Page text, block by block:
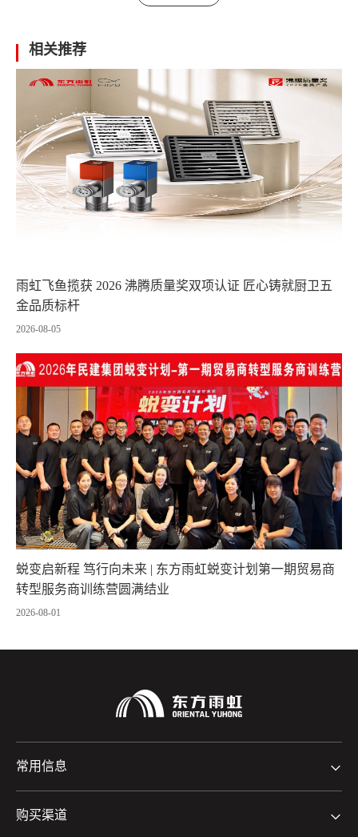
相关推荐
雨虹飞鱼揽获 2026 沸腾质量奖双项认证 匠心铸就厨卫五
金品质标杆
2026-08-05
蜕变启新程 笃行向未来 | 东方雨虹蜕变计划第一期贸易商
转型服务商训练营圆满结业
2026-08-01
常用信息
购买渠道